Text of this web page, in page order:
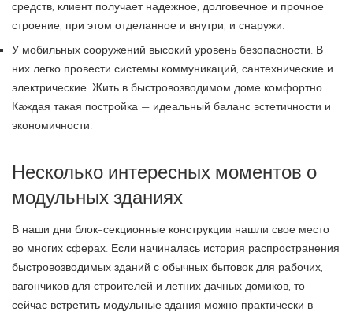
средств, клиент получает надежное, долговечное и прочное
строение, при этом отделанное и внутри, и снаружи.
У мобильных сооружений высокий уровень безопасности. В
них легко провести системы коммуникаций, сантехнические и
электрические. Жить в быстровозводимом доме комфортно.
Каждая такая постройка — идеальный баланс эстетичности и
экономичности.
Несколько интересных моментов о
модульных зданиях
В наши дни блок-секционные конструкции нашли свое место
во многих сферах. Если начиналась история распространения
быстровозводимых зданий с обычных бытовок для рабочих,
вагончиков для строителей и летних дачных домиков, то
сейчас встретить модульные здания можно практически в